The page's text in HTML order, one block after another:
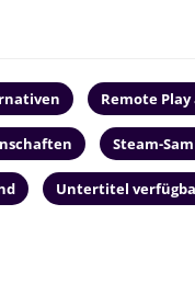
Remote
Steam-
Untertitel